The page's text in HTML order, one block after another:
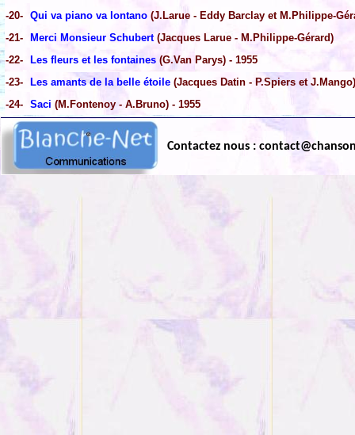
-20- Qui va piano va lontano (J.Larue - Eddy Barclay et M.Philippe-
-21-
Merci Monsieur Schubert(Jacques Larue - M.Philippe-Gérard)
-22-
Les fleurs et les fontaines (G.Van Parys) - 1955
-23-
Les amants de la belle étoile (Jacques Datin - P.Spiers et
-24- Saci (M.Fontenoy - A.Bruno) - 1955
Contactez nous :